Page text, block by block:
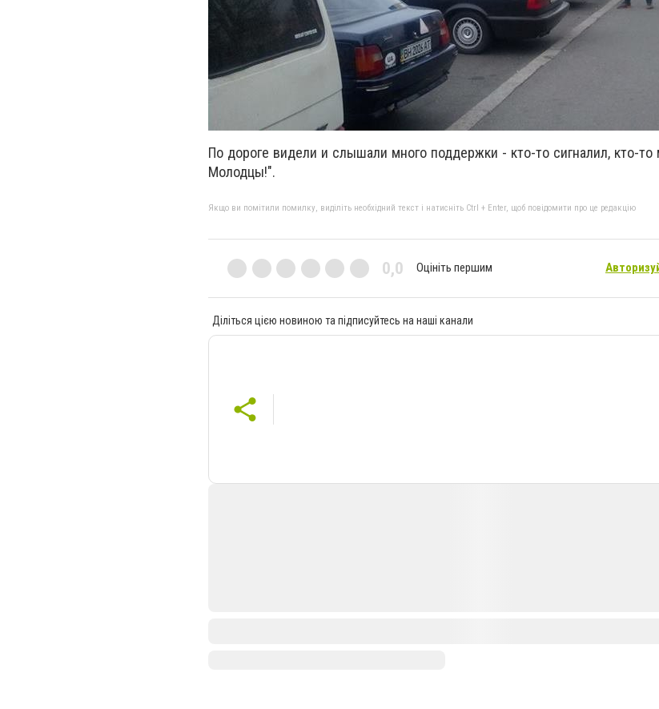
По дороге видели и слышали много поддержки - кто-то сигналил, кто-то
Молодцы!".
Якщо ви помітили помилку, виділіть необхідний текст і натисніть Ctrl + Enter, щоб повідомити про це редакцію
0,0 Оцініть першим
Діліться цією новиною та підписуйтесь на наші канали